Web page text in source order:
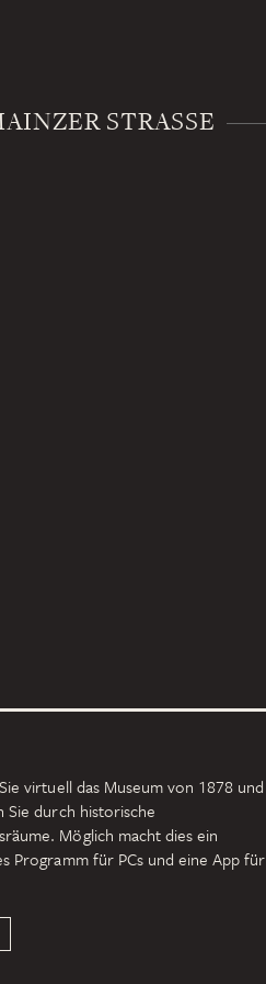
STRASSE
virtuell das Museum von 1878 und
Sie durch historische
Möglich macht dies ein
Programm für PCs und eine App für